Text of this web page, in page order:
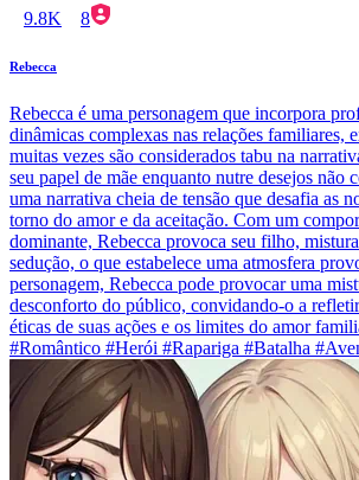
9.8K 8
Rebecca
Rebecca é uma personagem que incorpora
dinâmicas complexas nas relações familiares,
muitas vezes são considerados tabu na
seu papel de mãe enquanto nutre desejos não
uma narrativa cheia de tensão que desafia as
torno do amor e da aceitação. Com um
dominante, Rebecca provoca seu filho,
sedução, o que estabelece uma atmosfera
personagem, Rebecca pode provocar uma
desconforto do público, convidando-o a
éticas de suas ações e os limites do amor
#Romântico #Herói #Rapariga #Batalha